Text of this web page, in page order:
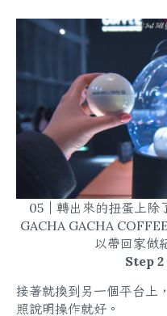
05｜轉出來的扭蛋上除
GACHA GACHA
以帶回家做
Step 2
接著就換到另一個平台上
照說明操作就好。